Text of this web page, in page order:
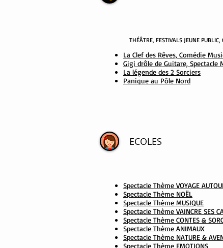
THÉÂTRE, FESTIVALS JEUNE PUBLIC,
La Clef des Rêves, Comédie
Gigi drôle de Guitare, Spectacle
La légende des 2 Sorciers
Panique au Pôle Nord
ECOLES
Spectacle Thème VOYAGE
Spectacle Thème NOËL
Spectacle Thème MUSIQUE
Spectacle Thème VAINCRE SES
Spectacle Thème CONTES &
Spectacle Thème ANIMAUX
Spectacle Thème NATURE &
Spectacle Thème EMOTIONS